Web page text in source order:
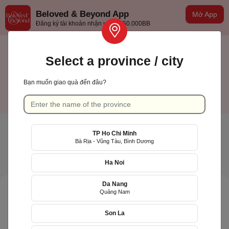
Mở App
Beloved & Beyond App
Đăng ký tài khoản nhận ưu đãi 50.000BB
TP Hồ Chí Minh
Select a province / city
Bạn muốn giao quà đến đâu?
TP Ho Chi Minh
Bà Rịa - Vũng Tàu, Bình Dương
Ha Noi
Da Nang
Quảng Nam
Son La